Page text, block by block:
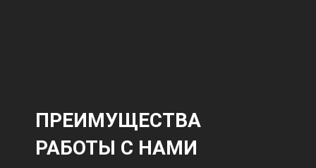
ПРЕИМУЩЕСТВА
РАБОТЫ С НАМИ